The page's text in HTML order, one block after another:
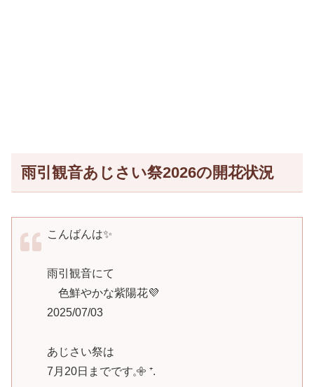
雨引観音あじさい祭2026の開花状況
こんばんは✨
雨引観音にて
色鮮やかな紫陽花💜
2025/07/03
あじさい祭は
7月20日までです𓈒𖧷 ⁺.